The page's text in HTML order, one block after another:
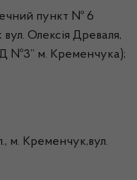
пункт № 6
Олексія Древаля,
м. Кременчука);
м. Кременчук,вул.